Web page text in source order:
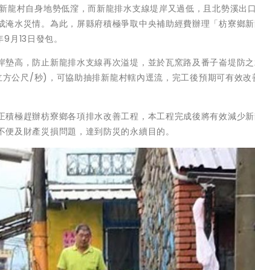
龍村自身地勢低漥，而新龍排水支線堤岸又過低，且北勢溪出
水災情。為此，屏縣府積極爭取中央補助經費辦理「枋寮鄉
月13日發包。
高，防止新龍排水支線再次溢堤，並於瓦窯路及番子崙堤防
公尺/秒)，可協助抽排新龍村轄內逕流，完工後預期可有效改
極趕辦枋寮鄉各項排水改善工程，本工程完成後將有效減少
及財產災損問題，達到防災的永續目的。